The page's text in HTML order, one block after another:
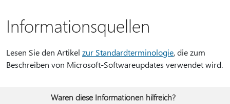
Informationsquellen
Lesen Sie den Artikel zur Standardterminologie, die zum
Beschreiben von Microsoft-Softwareupdates verwendet wird.
Waren diese Informationen hilfreich?